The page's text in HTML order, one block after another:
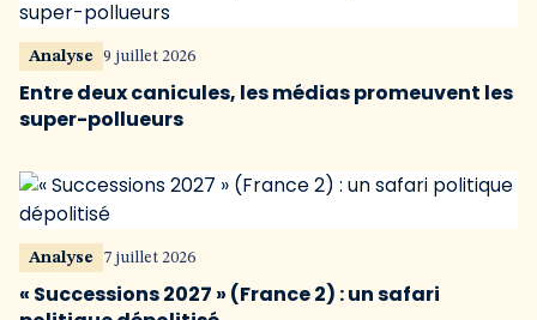
Analyse 9 juillet 2026
Entre deux canicules, les médias promeuvent les
super-pollueurs
Analyse 7 juillet 2026
« Successions 2027 » (France 2) : un safari